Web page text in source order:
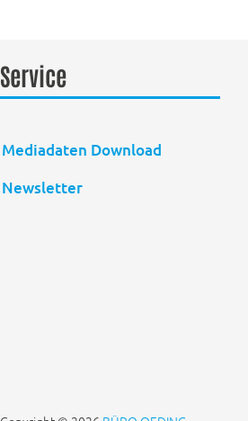
Service
Mediadaten Download
Newsletter